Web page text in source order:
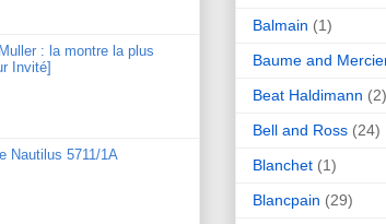
: la montre la plus
Invité]
Nautilus 5711/1A
Balmain (1)
Baume and
Beat Haldimann (2)
Bell and Ross (24)
Blanchet (1)
Blancpain (29)